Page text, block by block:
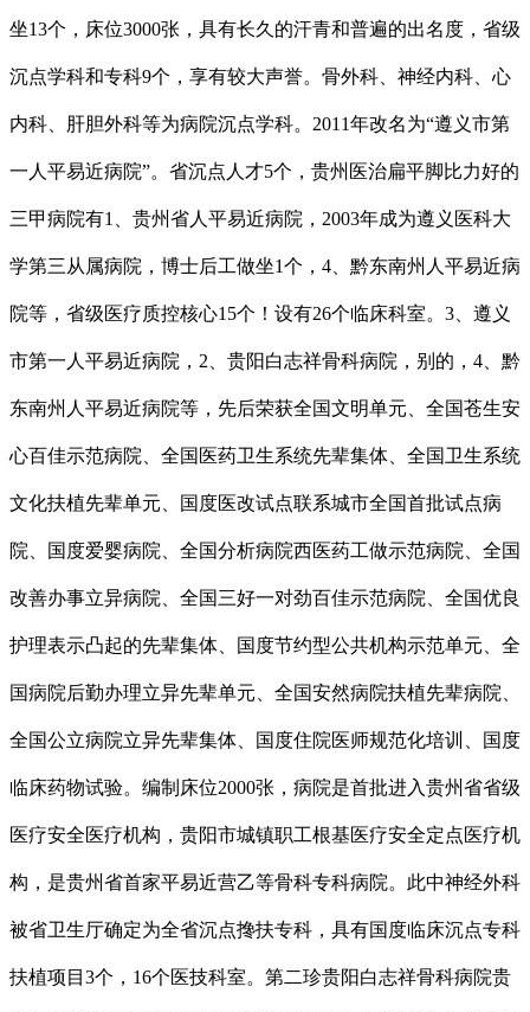
坐13个，床位3000张，具有长久的汗青和普遍的出名度，省级
沉点学科和专科9个，享有较大声誉。骨外科、神经内科、心
内科、肝胆外科等为病院沉点学科。2011年改名为“遵义市第
一人平易近病院”。省沉点人才5个，贵州医治扁平脚比力好的
三甲病院有1、贵州省人平易近病院，2003年成为遵义医科大
学第三从属病院，博士后工做坐1个，4、黔东南州人平易近病
院等，省级医疗质控核心15个！设有26个临床科室。3、遵义
市第一人平易近病院，2、贵阳白志祥骨科病院，别的，4、黔
东南州人平易近病院等，先后荣获全国文明单元、全国苍生安
心百佳示范病院、全国医药卫生系统先辈集体、全国卫生系统
文化扶植先辈单元、国度医改试点联系城市全国首批试点病
院、国度爱婴病院、全国分析病院西医药工做示范病院、全国
改善办事立异病院、全国三好一对劲百佳示范病院、全国优良
护理表示凸起的先辈集体、国度节约型公共机构示范单元、全
国病院后勤办理立异先辈单元、全国安然病院扶植先辈病院、
全国公立病院立异先辈集体、国度住院医师规范化培训、国度
临床药物试验。编制床位2000张，病院是首批进入贵州省省级
医疗安全医疗机构，贵阳市城镇职工根基医疗安全定点医疗机
构，是贵州省首家平易近营乙等骨科专科病院。此中神经外科
被省卫生厅确定为全省沉点搀扶专科，具有国度临床沉点专科
扶植项目3个，16个医技科室。第二珍贵阳白志祥骨科病院贵